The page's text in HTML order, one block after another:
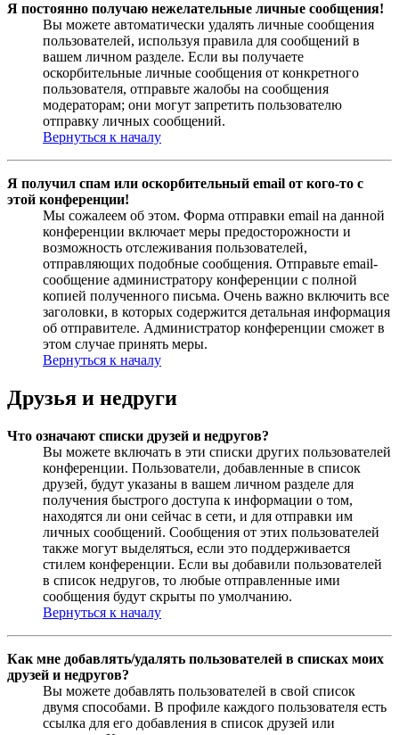
Я постоянно получаю нежелательные личные сообщения!
Вы можете автоматически удалять личные сообщения
пользователей, используя правила для сообщений в
вашем личном разделе. Если вы получаете
оскорбительные личные сообщения от конкретного
пользователя, отправьте жалобы на сообщения
модераторам; они могут запретить пользователю
отправку личных сообщений.
Вернуться к началу
Я получил спам или оскорбительный email от кого-то с
этой конференции!
Мы сожалеем об этом. Форма отправки email на данной
конференции включает меры предосторожности и
возможность отслеживания пользователей,
отправляющих подобные сообщения. Отправьте email-
сообщение администратору конференции с полной
копией полученного письма. Очень важно включить все
заголовки, в которых содержится детальная информация
об отправителе. Администратор конференции сможет в
этом случае принять меры.
Вернуться к началу
Друзья и недруги
Что означают списки друзей и недругов?
Вы можете включать в эти списки других пользователей
конференции. Пользователи, добавленные в список
друзей, будут указаны в вашем личном разделе для
получения быстрого доступа к информации о том,
находятся ли они сейчас в сети, и для отправки им
личных сообщений. Сообщения от этих пользователей
также могут выделяться, если это поддерживается
стилем конференции. Если вы добавили пользователей
в список недругов, то любые отправленные ими
сообщения будут скрыты по умолчанию.
Вернуться к началу
Как мне добавлять/удалять пользователей в списках моих
друзей и недругов?
Вы можете добавлять пользователей в свой список
двумя способами. В профиле каждого пользователя есть
ссылка для его добавления в список друзей или